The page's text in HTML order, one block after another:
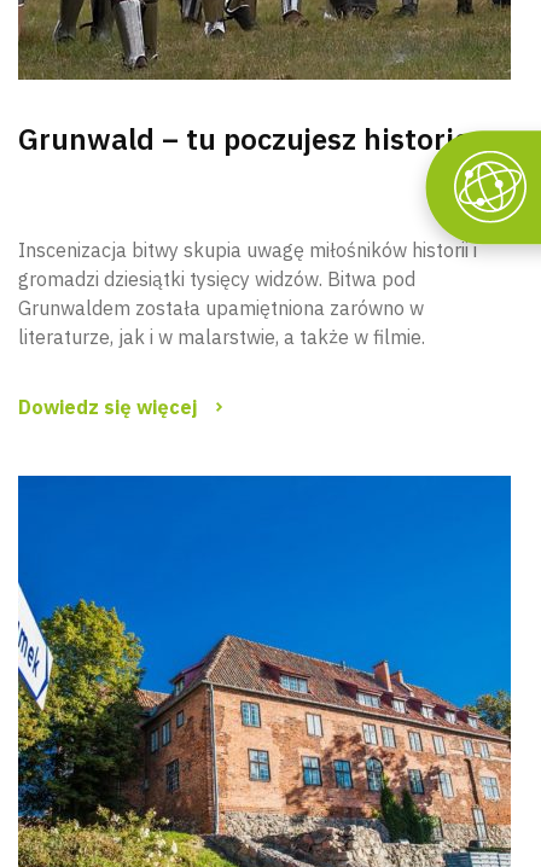
Grunwald – tu poczujesz historię
Inscenizacja bitwy skupia uwagę miłośników historii i
gromadzi dziesiątki tysięcy widzów. Bitwa pod
Grunwaldem została upamiętniona zarówno w
literaturze, jak i w malarstwie, a także w filmie.
Dowiedz się więcej